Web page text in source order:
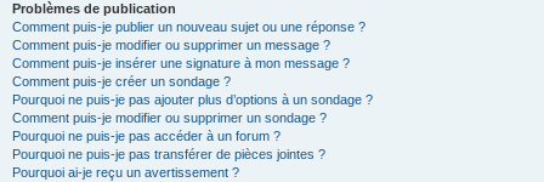
Problèmes de publication
Comment puis-je publier un nouveau sujet ou une réponse ?
Comment puis-je modifier ou supprimer un message ?
Comment puis-je insérer une signature à mon message ?
Comment puis-je créer un sondage ?
Pourquoi ne puis-je pas ajouter plus d’options à un sondage ?
Comment puis-je modifier ou supprimer un sondage ?
Pourquoi ne puis-je pas accéder à un forum ?
Pourquoi ne puis-je pas transférer de pièces jointes ?
Pourquoi ai-je reçu un avertissement ?